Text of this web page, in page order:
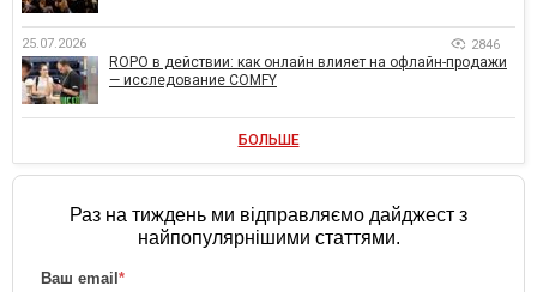
25.07.2026 2846
ROPO в действии: как онлайн влияет на офлайн-продажи
— исследование COMFY
БОЛЬШЕ
Раз на тиждень ми відправляємо дайджест з
найпопулярнішими статтями.
Ваш email *